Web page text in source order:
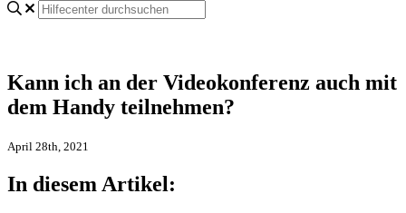
Kann ich an der Videokonferenz auch mit
dem Handy teilnehmen?
April 28th, 2021
In diesem Artikel: